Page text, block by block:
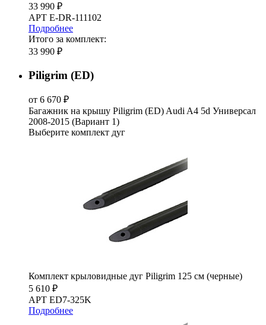
33 990 ₽
АРТ E-DR-111102
Подробнее
Итого за комплект:
33 990 ₽
Piligrim (ED)
от 6 670 ₽
Багажник на крышу Piligrim (ED) Audi A4 5d Универсал
2008-2015 (Вариант 1)
Выберите комплект дуг
Комплект крыловидные дуг Piligrim 125 см (черные)
5 610 ₽
АРТ ED7-325K
Подробнее